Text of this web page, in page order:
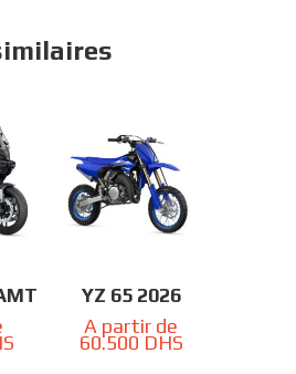
YZ 65 2026
A partir de
60.500 DHS